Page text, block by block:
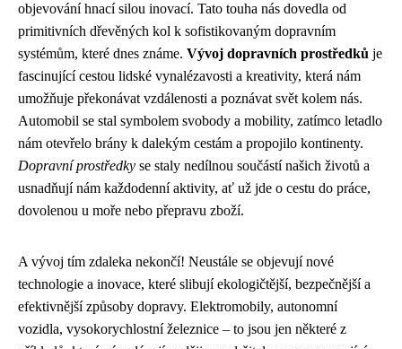
objevování hnací silou inovací. Tato touha nás dovedla od
primitivních dřevěných kol k sofistikovaným dopravním
systémům, které dnes známe. Vývoj dopravních prostředků je
fascinující cestou lidské vynalézavosti a kreativity, která nám
umožňuje překonávat vzdálenosti a poznávat svět kolem nás.
Automobil se stal symbolem svobody a mobility, zatímco letadlo
nám otevřelo brány k dalekým cestám a propojilo kontinenty.
Dopravní prostředky se staly nedílnou součástí našich životů a
usnadňují nám každodenní aktivity, ať už jde o cestu do práce,
dovolenou u moře nebo přepravu zboží.
A vývoj tím zdaleka nekončí! Neustále se objevují nové
technologie a inovace, které slibují ekologičtější, bezpečnější a
efektivnější způsoby dopravy. Elektromobily, autonomní
vozidla, vysokorychlostní železnice – to jsou jen některé z